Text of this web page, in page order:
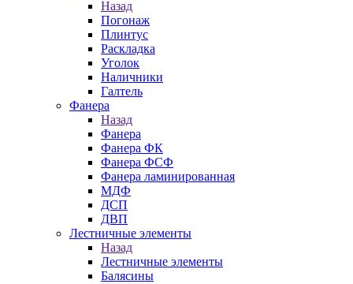
Назад
Погонаж
Плинтус
Раскладка
Уголок
Наличники
Галтель
Фанера
Назад
Фанера
Фанера ФК
Фанера ФСФ
Фанера ламинированная
МДФ
ДСП
ДВП
Лестничные элементы
Назад
Лестничные элементы
Балясины